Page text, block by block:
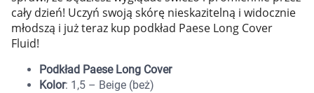
cały dzień! Uczyń swoją skórę nieskazitelną i widocznie
młodszą i już teraz kup podkład Paese Long Cover
Fluid!
Podkład Paese Long Cover
Kolor: 1,5 – Beige (beż)